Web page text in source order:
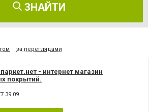
ЗНАЙТИ
за переглядами
- интернет магазин
покрытий.
39 09